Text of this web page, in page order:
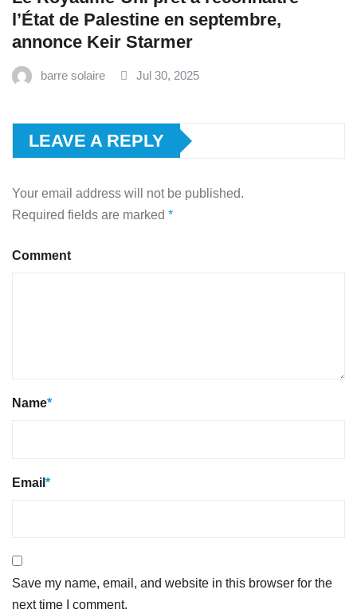
l’État de Palestine en septembre,
annonce Keir Starmer
barre solaire Jul 30, 2025
LEAVE A REPLY
Your email address will not be published.
Required fields are marked *
Comment
Name*
Email *
Save my name, email, and website in this browser for the
next time I comment.